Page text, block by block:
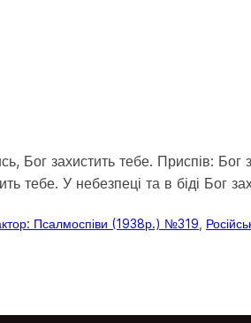
Бог захистить тебе. Приспів: Бог
тебе. У небезпеці та в біді Бог
Псалмоспіви (1938р.) №319